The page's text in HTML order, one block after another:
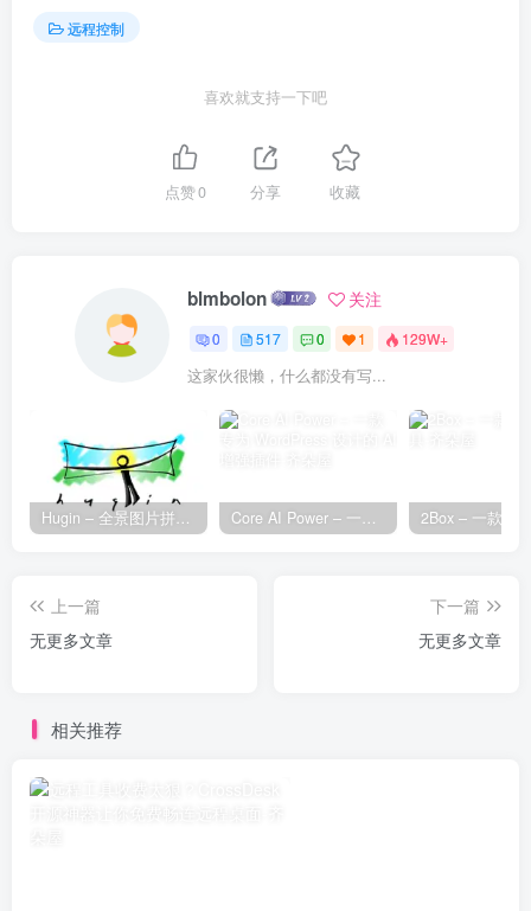
远程控制
喜欢就支持一下吧
点赞0 分享 收藏
blmbolon 关注
0 517 0 1 129W+
这家伙很懒，什么都没有写...
Hugin – 全景图片拼接工具 Core AI Power – 一款专为 WordPress 设计的 AI 增强插件
上一篇
无更多文章
下一篇
无更多文章
相关推荐